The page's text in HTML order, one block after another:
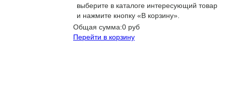
выберите в каталоге интересующий товар
и нажмите кнопку «В корзину».
Общая сумма:0 руб
Перейти в корзину